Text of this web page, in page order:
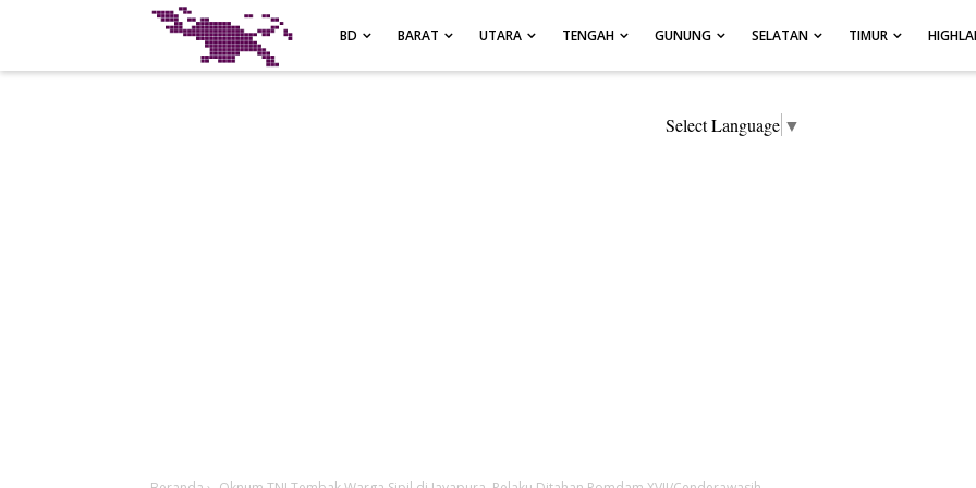
BD BARAT UTARA TENGAH GUNUNG SELATAN TIMUR
Select Language ▼